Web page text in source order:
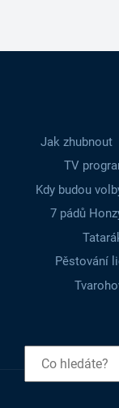
Jak zhubnout
TV
Kdy budou
7 pádů
Pěstování